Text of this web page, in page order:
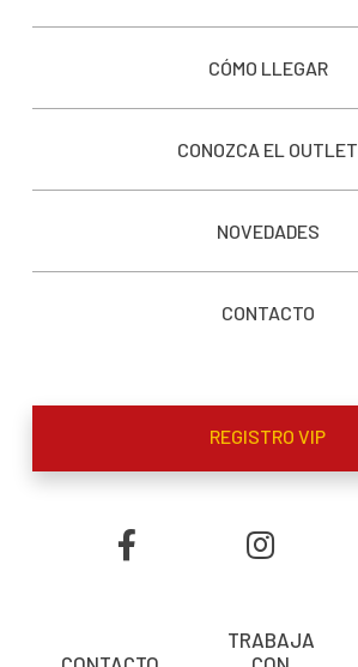
CÓMO LLEGAR
CONOZCA EL OUTLET
NOVEDADES
CONTACTO
REGISTRO VIP
TRABAJA